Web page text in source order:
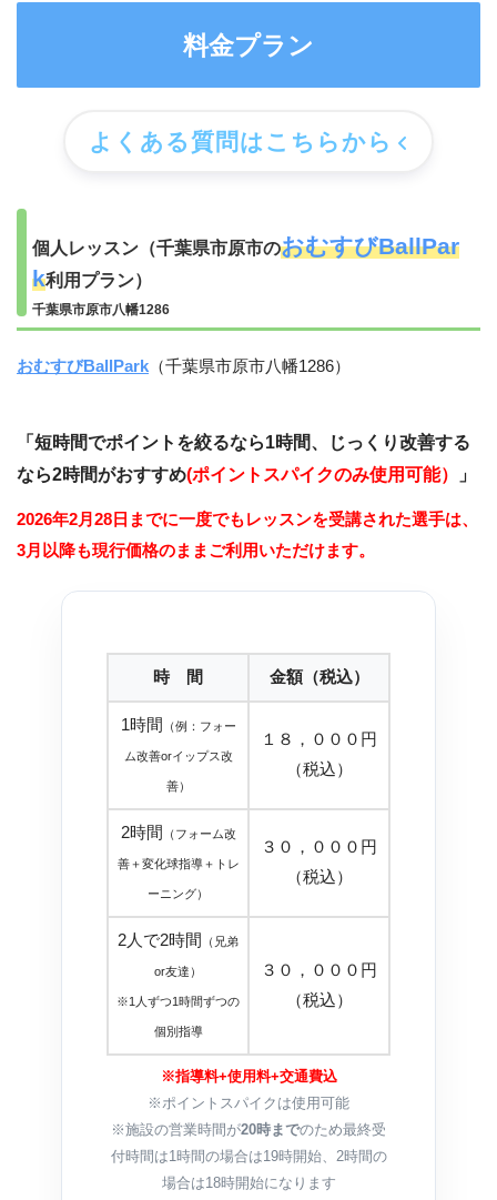
料金プラン
よくある質問はこちらから
個人レッスン（千葉県市原市のおむすびBallPar
k利用プラン）
千葉県市原市八幡1286
おむすびBallPark （千葉県市原市八幡1286）
「 短時間でポイントを絞るなら1時間、じっくり改善する
なら2時間がおすすめ(ポイントスパイクのみ使用可能） 」
2026年2月28日までに一度でもレッスンを受講された選手は、
3月以降も現行価格のままご利用いただけます。
時 間 金額（税込）
1時間 （例：フォー
ム改善orイップス改
善）
１８，０００円
（税込）
2時間 （フォーム改
善＋変化球指導＋トレ
ーニング）
３０，０００円
（税込）
2人で2時間 （兄弟
or友達）
※1人ずつ1時間ずつの
個別指導
３０，０００円
（税込）
※指導料+使用料+交通費込
※ポイントスパイクは使用可能
※施設の営業時間が20時までのため最終受
付時間は1時間の場合は19時開始、2時間の
場合は18時開始になります